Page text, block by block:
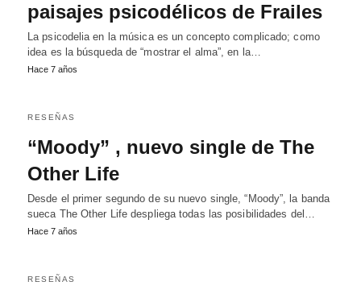
paisajes psicodélicos de Frailes
La psicodelia en la música es un concepto complicado; como
idea es la búsqueda de “mostrar el alma”, en la…
Hace 7 años
RESEÑAS
“Moody” , nuevo single de The
Other Life
Desde el primer segundo de su nuevo single, “Moody”, la banda
sueca The Other Life despliega todas las posibilidades del…
Hace 7 años
RESEÑAS